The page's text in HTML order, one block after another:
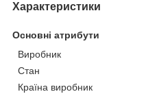
Характеристики
Основні атрибути
Виробник
Стан
Країна виробник